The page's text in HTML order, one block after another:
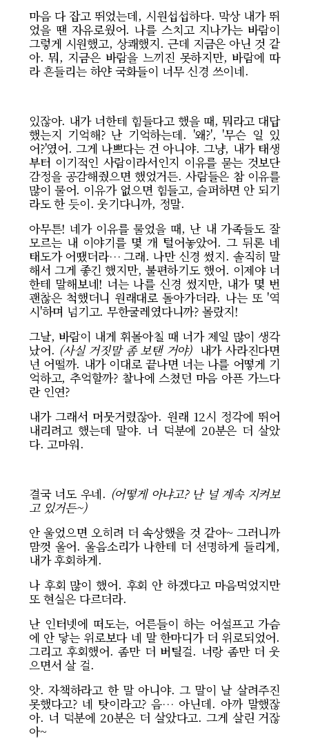
마음 다 잡고 뛰었는데, 시원섭섭하다. 막상 내가 뛰
었을 땐 자유로웠어. 나를 스치고 지나가는 바람이
그렇게 시원했고, 상쾌했지. 근데 지금은 아닌 것 같
아. 뭐, 지금은 바람을 느끼진 못하지만, 바람에 따
라 흔들리는 하얀 국화들이 너무 신경 쓰이네.
​ 있잖아. 내가 너한테 힘들다고 했을 때, 뭐라고 대답
했는지 기억해? 난 기억하는데. '왜?', '무슨 일 있
어?'였어. 그게 나쁘다는 건 아니야. 그냥, 내가 태생
부터 이기적인 사람이라서인지 이유를 묻는 것보단
감정을 공감해줬으면 했었거든. 사람들은 참 이유를
많이 물어. 이유가 없으면 힘들고, 슬퍼하면 안 되기
라도 한 듯이. 웃기다니까, 정말.
아무튼! 네가 이유를 물었을 때, 난 내 가족들도 잘
모르는 내 이야기를 몇 개 털어놓았어. 그 뒤론 네
태도가 어땠더라… 그래. 나만 신경 썼지. 솔직히 말
해서 그게 좋긴 했지만, 불편하기도 했어. 이제야 너
한테 말해보네! 너는 나를 신경 썼지만, 내가 몇 번
괜찮은 척했더니 원래대로 돌아가더라. 나는 또 '역
시'하며 넘기고. 무한굴레였다니까? 몰랐지!
그날, 바람이 내게 휘몰아칠 때 너가 제일 많이 생각
났어. (사실 거짓말 좀 보탠 거야) 내가 사라진다면
넌 어떨까. 내가 이대로 끝나면 너는 나를 어떻게 기
억하고, 추억할까? 찰나에 스쳤던 마음 아픈 가느다
란 인연?
내가 그래서 머뭇거렸잖아. 원래 12시 정각에 뛰어
내리려고 했는데 말야. 너 덕분에 20분은 더 살았
다. 고마워. ​
결국 너도 우네. (어떻게 아냐고? 난 널 계속 지켜보
고 있거든~)
안 울었으면 오히려 더 속상했을 것 같아~ 그러니까
맘껏 울어. 울음소리가 나한테 더 선명하게 들리게,
내가 후회하게.
나 후회 많이 했어. 후회 안 하겠다고 마음먹었지만
또 현실은 다르더라.
난 인터넷에 떠도는, 어른들이 하는 어설프고 가슴
에 안 닿는 위로보다 네 말 한마디가 더 위로되었어.
그리고 후회했어. 좀만 더 버틸걸. 너랑 좀만 더 웃
으면서 살 걸.
앗. 자책하라고 한 말 아니야. 그 말이 날 살려주진
못했다고? 네 탓이라고? 음… 아닌데. 아까 말했잖
아. 너 덕분에 20분은 더 살았다고. 그게 살린 거잖
아~